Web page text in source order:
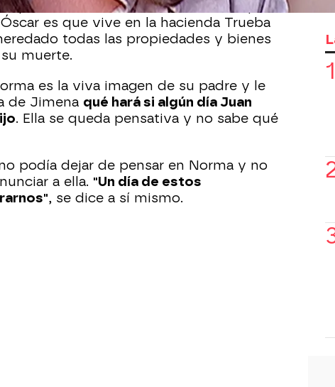
para no sufrir. De hecho, lo único que
es que vive en la hacienda Trueba
todas las propiedades y bienes
muerte.
es la viva imagen de su padre y le
de Jimena qué hará si algún día Juan
. Ella se queda pensativa y no sabe qué
podía dejar de pensar en Norma y no
a ella. "Un día de estos
, se dice a sí mismo.